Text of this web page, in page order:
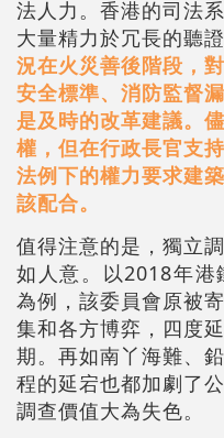
法人力。香港的司法
大量精力於冗長的聽
況在火災善後階段，
安全標準、消防監督
是及時的改革建議。
權，但在行政長官支
法例下的權力要求建
該配合。
值得注意的是，獨立
如人意。以2018年
為例，該委員會原被
集和各方博弈，四度
期。再如南丫海難、
程的延宕也都加劇了
調查價值大為失色。